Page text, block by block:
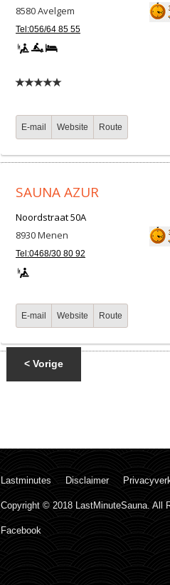
8580Avelgem
Tel:056/64 85 55
E-mail Website Route
SAUNA AZUR
Noordstraat 50A
8930Menen
Tel:0468/30 80 92
E-mail Website Route
< Vorige
Lastminutes Disclaimer
Copyright © 2018 LastMinuteSauna. All
Facebook